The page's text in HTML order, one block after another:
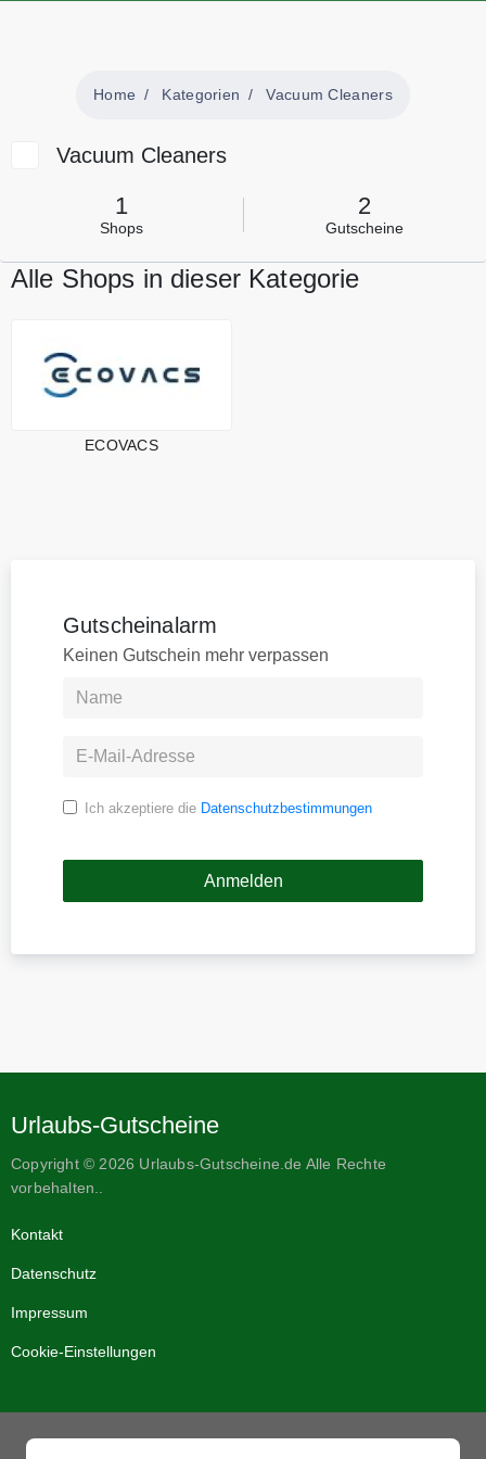
Home Kategorien Vacuum Cleaners
Vacuum Cleaners
1
Shops
2
Gutscheine
Alle Shops in dieser Kategorie
ECOVACS
Gutscheinalarm
Keinen Gutschein mehr verpassen
Ich akzeptiere die Datenschutzbestimmungen
Urlaubs-Gutscheine
Copyright © 2026 Urlaubs-Gutscheine.de Alle Rechte
vorbehalten..
Kontakt
Datenschutz
Impressum
Cookie-Einstellungen